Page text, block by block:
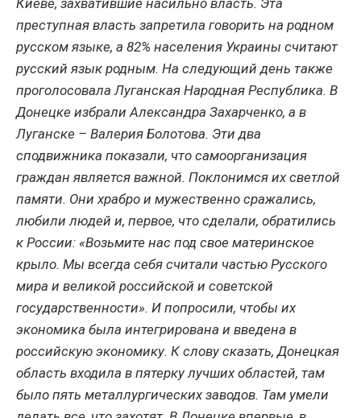
Киеве, захватившие насильно власть. Эта
преступная власть запретила говорить на родном
русском языке, а 82% населения Украины считают
русский язык родным. На следующий день также
проголосовала Луганская Народная Республика. В
Донецке избрали Александра Захарченко, а в
Луганске – Валерия Болотова. Эти два
сподвижника показали, что самоорганизация
граждан является важной. Поклонимся их светлой
памяти. Они храбро и мужественно сражались,
любили людей и, первое, что сделали, обратились
к России: «Возьмите нас под свое материнское
крыло. Мы всегда себя считали частью Русского
мира и великой российской и советской
государственности». И попросили, чтобы их
экономика была интегрирована и введена в
российскую экономику. К слову сказать, Донецкая
область входила в пятерку лучших областей, там
было пять металлургических заводов. Там умели